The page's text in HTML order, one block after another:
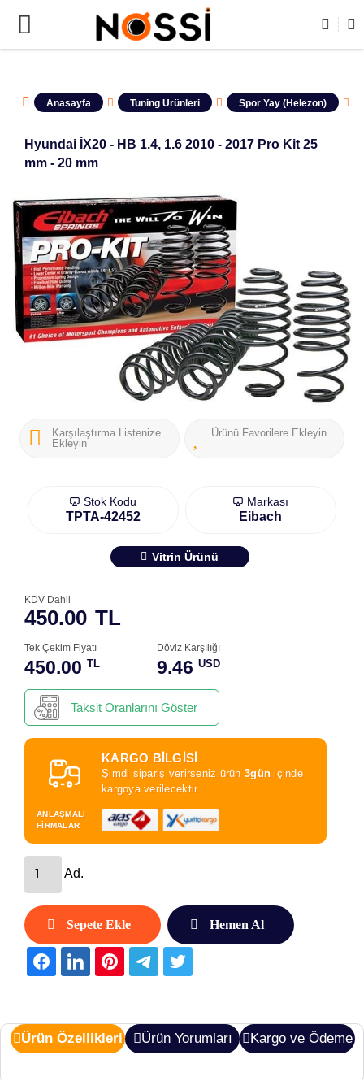
ÜRÜNLERİN TAMAMI DEMODUR SATIŞA KAPALIDIR !
Anasayfa Tuning Ürünleri Spor Yay (Helezon)
Hyundai İX20 - HB 1.4, 1.6 2010 - 2017 Pro Kit 25
mm - 20 mm
Karşılaştırma Listenize
Ekleyin
Ürünü Favorilere Ekleyin
Stok Kodu
TPTA-42452
Markası
Eibach
Vitrin Ürünü
450.00 TL
KDV Dahil
Tek Çekim Fiyatı
450.00 TL
Döviz Karşılığı
9.46 USD
Taksit Oranlarını Göster
KARGO BİLGİSİ
Şimdi sipariş verirseniz ürün 3gün içinde
kargoya verilecektir.
ANLAŞMALI
FİRMALAR
Ad.
Sepete Ekle Hemen Al
Ürün Özellikleri Ürün Yorumları Kargo ve Ödeme